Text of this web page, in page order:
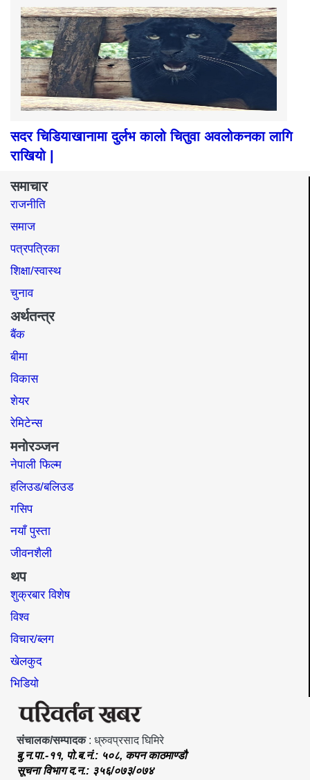
सदर चिडियाखानामा दुर्लभ कालो चितुवा अवलोकनका लागि
राखियो |
समाचार
राजनीति
समाज​
पत्रपत्रिका
शिक्षा/स्वास्थ
चुनाव
अर्थतन्त्र
बैंक
बीमा
विकास
शेयर
रेमिटेन्स
मनोरञ्जन
नेपाली फिल्म
हलिउड/बलिउड
गसिप
नयाँ पुस्ता
जीवनशैली
थप
शुक्रबार विशेष
विश्व
विचार/ब्लग
खेलकुद
भिडियो
संचालक/सम्पादक: ध्रुवप्रसाद घिमिरे
बु.न.पा.-११, पो.ब.नं.: ५०८, कपन काठमाण्डौ
सूचना विभाग द.न.: ३५६/०७३/०७४